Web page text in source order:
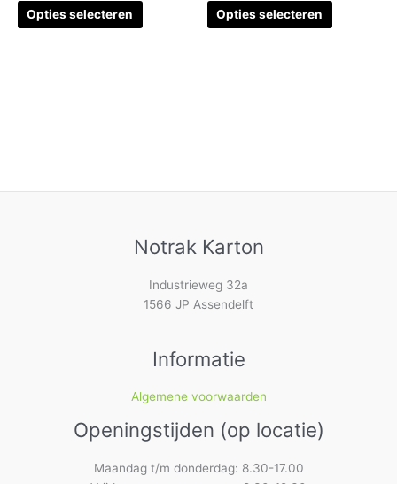
Opties selecteren Opties selecteren
Notrak Karton
Industrieweg 32a
1566 JP Assendelft
Informatie
Algemene voorwaarden
Openingstijden (op locatie)
Maandag t/m donderdag: 8.30-17.00